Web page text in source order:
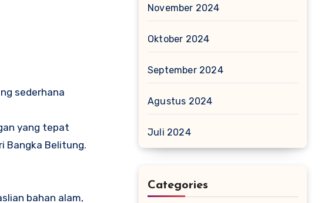
sederhana
yang tepat
Bangka Belitung.
bahan alam,
November 2024
Oktober 2024
September 2024
Agustus 2024
Juli 2024
Categories